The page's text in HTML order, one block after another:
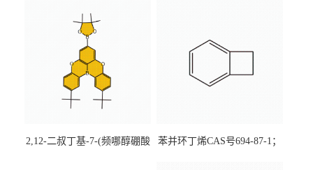
2,12-二叔丁基-7-(频哪醇硼酸
苯并环丁烯CAS号694-87-1；